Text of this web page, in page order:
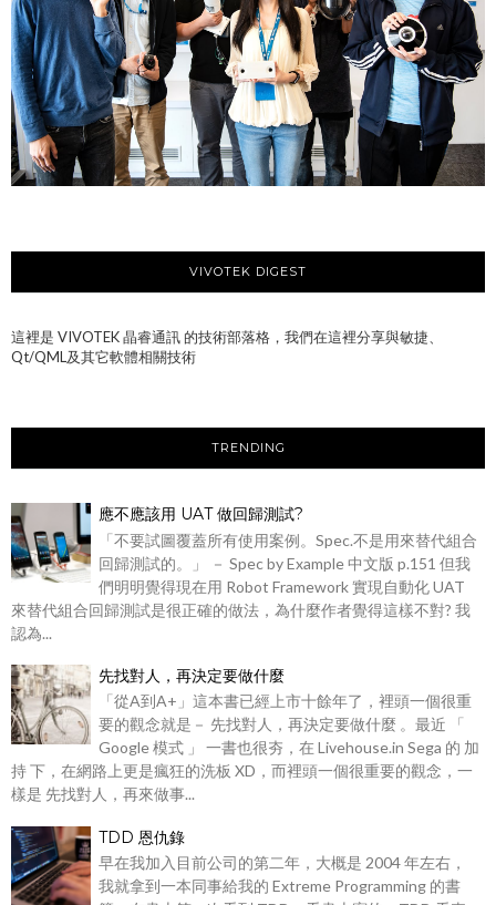
VIVOTEK DIGEST
這裡是 VIVOTEK 晶睿通訊 的技術部落格，我們在這裡分享與敏捷、
Qt/QML及其它軟體相關技術
TRENDING
應不應該用 UAT 做回歸測試?
「不要試圖覆蓋所有使用案例。Spec.不是用來替代組合
回歸測試的。」 － Spec by Example 中文版 p.151 但我
們明明覺得現在用 Robot Framework 實現自動化 UAT
來替代組合回歸測試是很正確的做法，為什麼作者覺得這樣不對? 我
認為...
先找對人，再決定要做什麼
「從A到A+」這本書已經上市十餘年了，裡頭一個很重
要的觀念就是－ 先找對人，再決定要做什麼 。最近 「
Google 模式 」 一書也很夯，在 Livehouse.in Sega 的 加
持 下，在網路上更是瘋狂的洗板 XD，而裡頭一個很重要的觀念，一
樣是 先找對人，再來做事...
TDD 恩仇錄
早在我加入目前公司的第二年，大概是 2004 年左右，
我就拿到一本同事給我的 Extreme Programming 的書